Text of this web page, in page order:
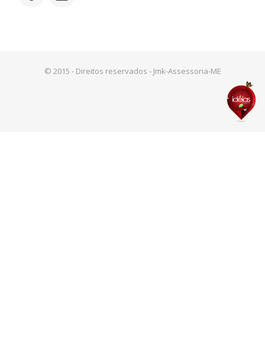
© 2015 - Direitos reservados - Jmk-Assessoria-ME